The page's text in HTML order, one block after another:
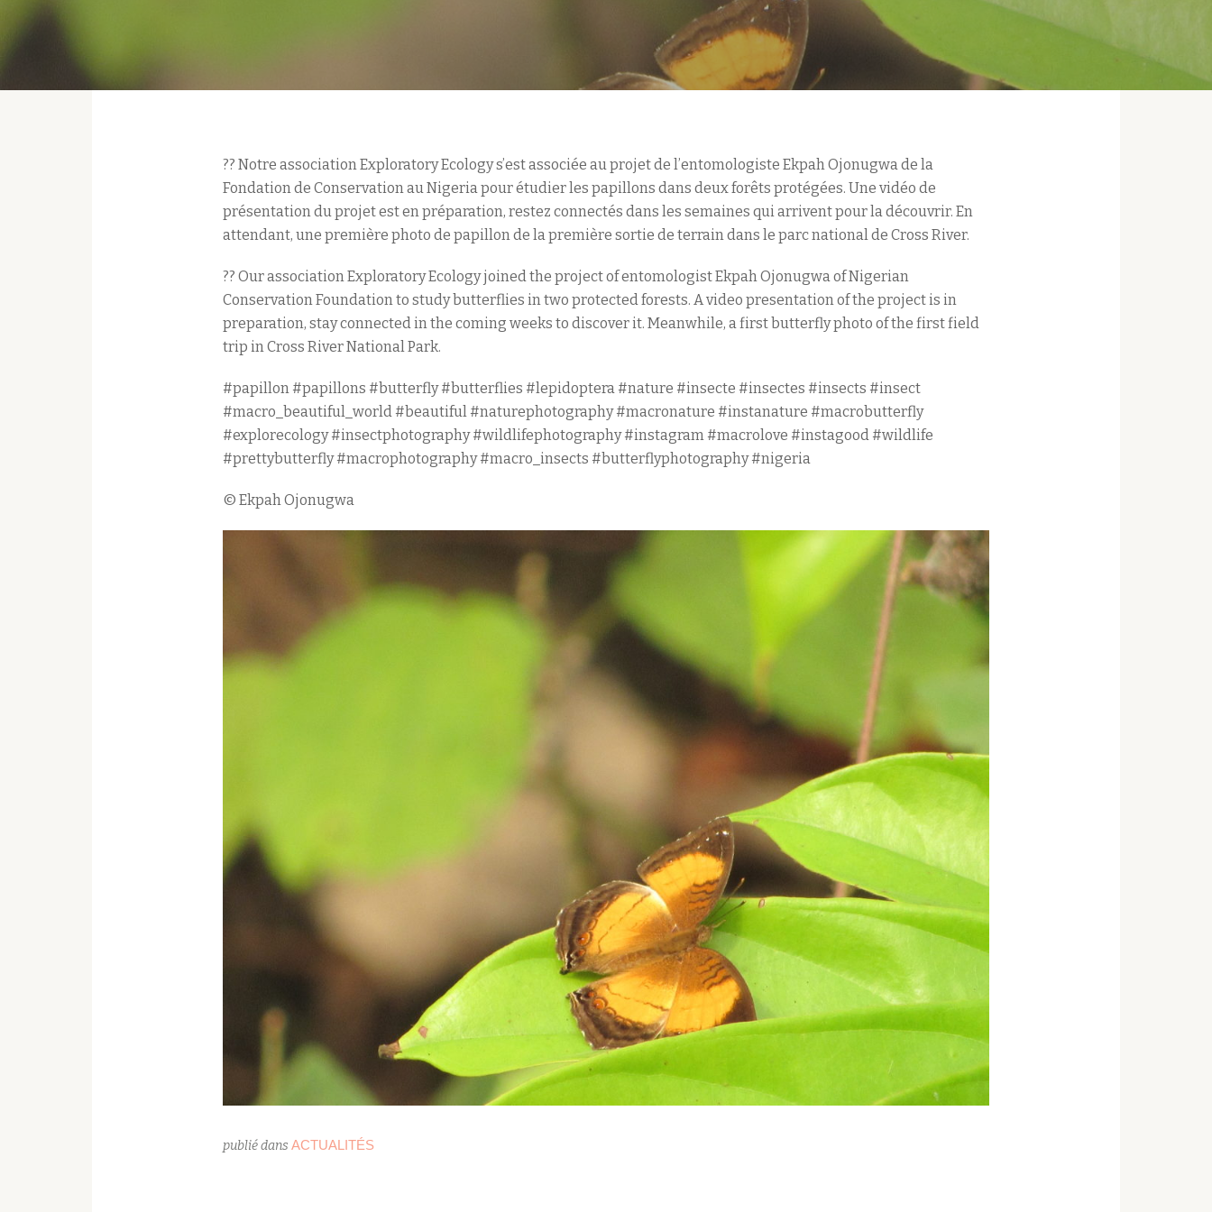
?? Notre association Exploratory Ecology s’est associée au projet de l’entomologiste Ekpah Ojonugwa de la
Fondation de Conservation au Nigeria pour étudier les papillons dans deux forêts protégées. Une vidéo de
présentation du projet est en préparation, restez connectés dans les semaines qui arrivent pour la découvrir. En
attendant, une première photo de papillon de la première sortie de terrain dans le parc national de Cross River.
?? Our association Exploratory Ecology joined the project of entomologist Ekpah Ojonugwa of Nigerian
Conservation Foundation to study butterflies in two protected forests. A video presentation of the project is in
preparation, stay connected in the coming weeks to discover it. Meanwhile, a first butterfly photo of the first field
trip in Cross River National Park.
#papillon #papillons #butterfly #butterflies #lepidoptera #nature #insecte #insectes #insects #insect
#macro_beautiful_world #beautiful #naturephotography #macronature #instanature #macrobutterfly
#explorecology #insectphotography #wildlifephotography #instagram #macrolove #instagood #wildlife
#prettybutterfly #macrophotography #macro_insects #butterflyphotography #nigeria
© Ekpah Ojonugwa
publié dans ACTUALITÉS